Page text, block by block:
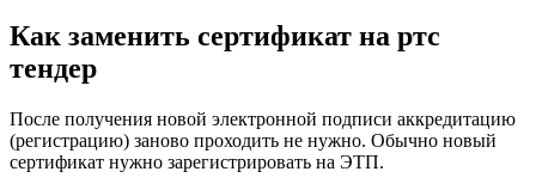
Как заменить сертификат на ртс
тендер
После получения новой электронной подписи аккредитацию
(регистрацию) заново проходить не нужно. Обычно новый
сертификат нужно зарегистрировать на ЭТП.